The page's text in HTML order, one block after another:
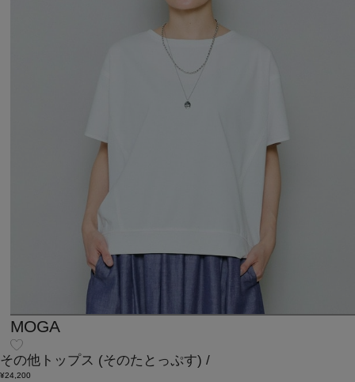
MOGA
その他トップス (そのたとっぷす) /
¥24,200